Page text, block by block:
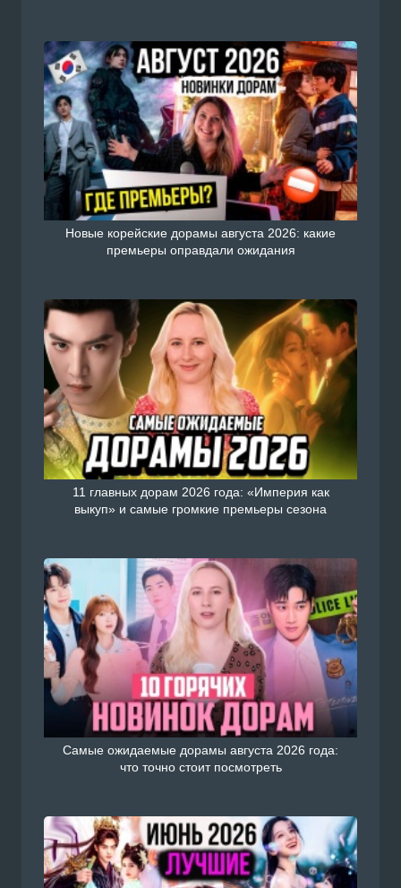
Новые корейские дорамы августа 2026: какие
премьеры оправдали ожидания
11 главных дорам 2026 года: «Империя как
выкуп» и самые громкие премьеры сезона
Самые ожидаемые дорамы августа 2026 года:
что точно стоит посмотреть